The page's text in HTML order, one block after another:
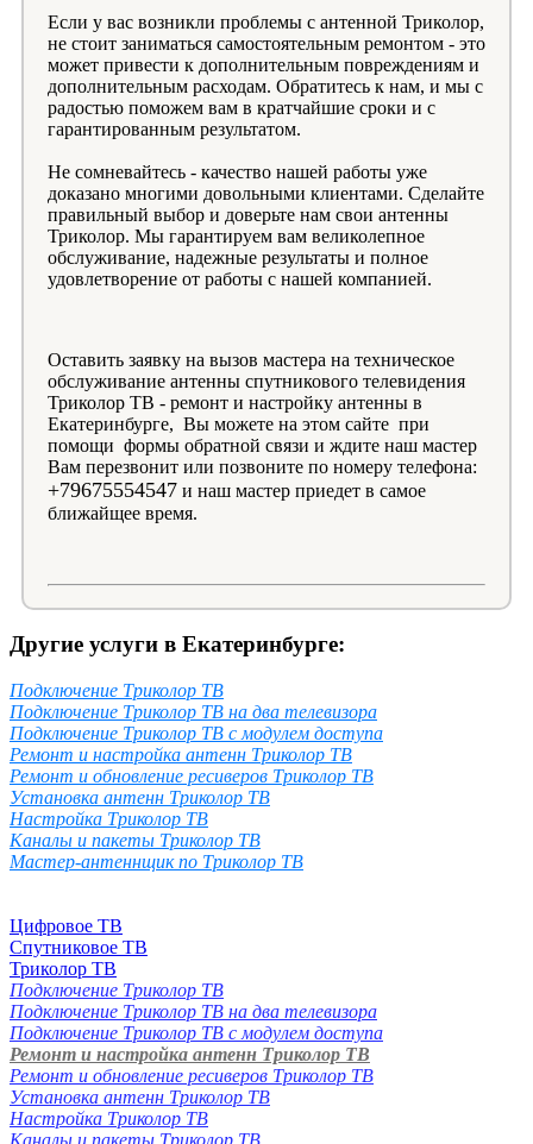
Если у вас возникли проблемы с антенной Триколор,
не стоит заниматься самостоятельным ремонтом - это
может привести к дополнительным повреждениям и
дополнительным расходам. Обратитесь к нам, и мы с
радостью поможем вам в кратчайшие сроки и с
гарантированным результатом.
Не сомневайтесь - качество нашей работы уже
доказано многими довольными клиентами. Сделайте
правильный выбор и доверьте нам свои антенны
Триколор. Мы гарантируем вам великолепное
обслуживание, надежные результаты и полное
удовлетворение от работы с нашей компанией.
Оставить заявку на вызов мастера на техническое
обслуживание антенны спутникового телевидения
Триколор ТВ - ремонт и настройку антенны в
Екатеринбурге, Вы можете на этом сайте при
помощи формы обратной связи и ждите наш мастер
Вам перезвонит или позвоните по номеру телефона:
+79675554547 и наш мастер приедет в самое
ближайщее время.
Другие услуги в Екатеринбурге:
Подключение Триколор ТВ
Подключение Триколор ТВ на два телевизора
Подключение Триколор ТВ с модулем доступа
Ремонт и настройка антенн Триколор ТВ
Ремонт и обновление ресиверов Триколор ТВ
Установка антенн Триколор ТВ
Настройка Триколор ТВ
Каналы и пакеты Триколор ТВ
Мастер-антеннщик по Триколор ТВ
Цифровое ТВ
Спутниковое ТВ
Триколор ТВ
Подключение Триколор ТВ
Подключение Триколор ТВ на два телевизора
Подключение Триколор ТВ с модулем доступа
Ремонт и настройка антенн Триколор ТВ
Ремонт и обновление ресиверов Триколор ТВ
Установка антенн Триколор ТВ
Настройка Триколор ТВ
Каналы и пакеты Триколор ТВ